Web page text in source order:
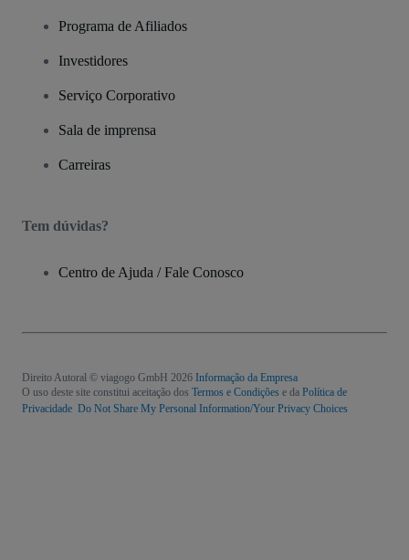
Programa de Afiliados
Investidores
Serviço Corporativo
Sala de imprensa
Carreiras
Tem dúvidas?
Centro de Ajuda / Fale Conosco
Direito Autoral © viagogo GmbH 2026 Informação da Empresa
O uso deste site constitui aceitação dos Termos e Condições e da Política de
Privacidade Do Not Share My Personal Information/Your Privacy Choices